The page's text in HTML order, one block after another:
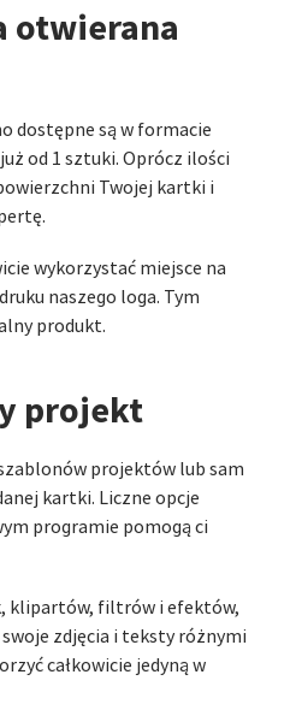
otwierana
dostępne są w formacie
od 1 sztuki. Oprócz ilości
Twojej kartki i
wykorzystać miejsce na
naszego loga. Tym
produkt.
projekt
projektów lub sam
kartki. Liczne opcje
programie pomogą ci
klipartów, filtrów i efektów,
zdjęcia i teksty różnymi
całkowicie jedyną w